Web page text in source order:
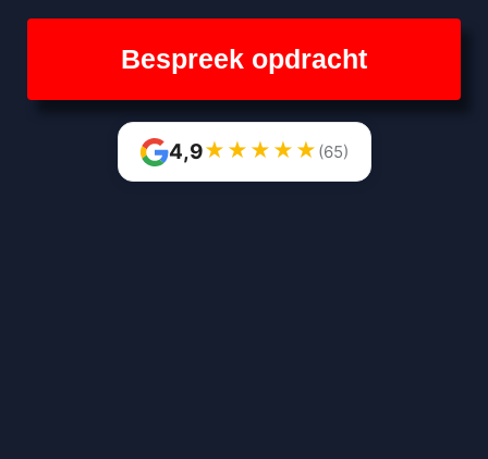
Bespreek opdracht
4,9★ ★ ★ ★ ★ (65)